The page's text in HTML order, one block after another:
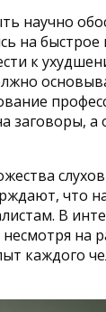
научно
на
к
заговоры,
что
В
на
каждого